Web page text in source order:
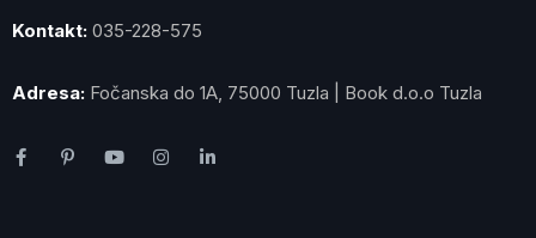
Kontakt: 035-228-575
Adresa: Fočanska do 1A, 75000 Tuzla | Book d.o.o Tuzla